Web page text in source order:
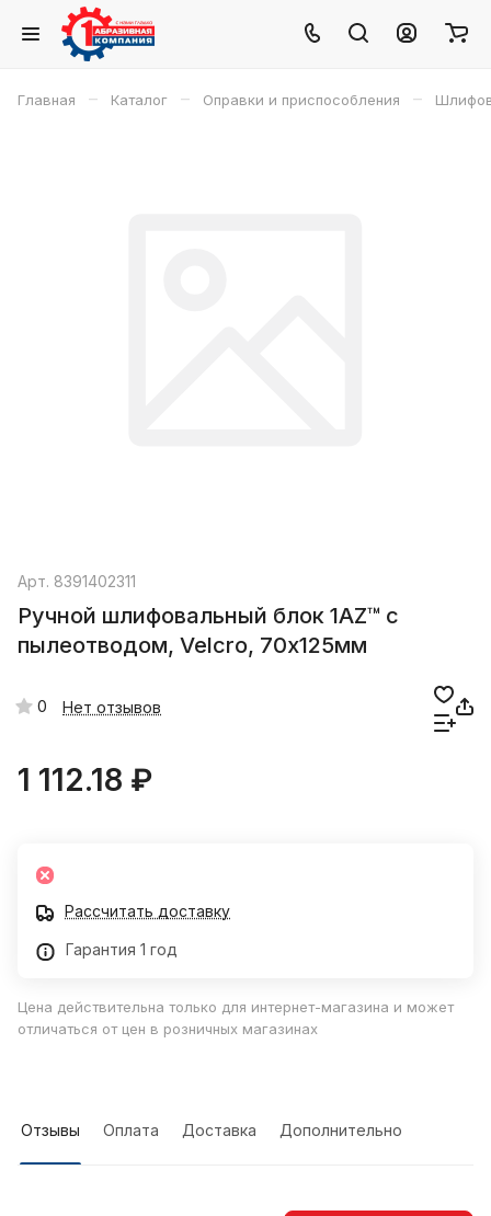
Главная – Каталог – Оправки и приспособления –
Арт. 8391402311
Ручной шлифовальный блок 1AZ™ с
пылеотводом, Velcro, 70х125мм
0 Нет отзывов
1 112.18 ₽
Рассчитать доставку
Гарантия 1 год
Цена действительна только для интернет-магазина и может
отличаться от цен в розничных магазинах
Отзывы Оплата Доставка Дополнительно